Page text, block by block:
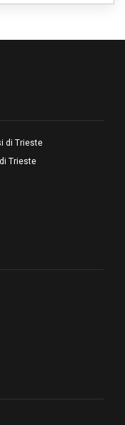
di Trieste
Trieste